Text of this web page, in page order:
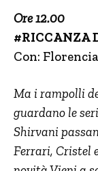
Ore 12.00
#RICCANZA
Con:
Ma i rampolli
guardano le
Shirvani
Ferrari, Cristel